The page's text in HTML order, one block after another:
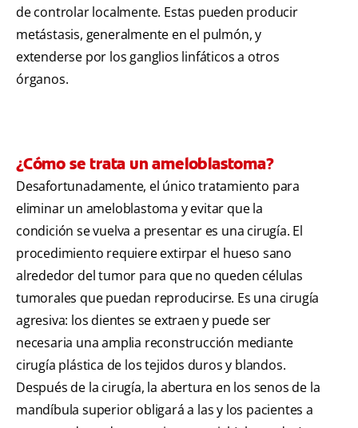
de controlar localmente. Estas pueden producir
metástasis, generalmente en el pulmón, y
extenderse por los ganglios linfáticos a otros
órganos.
¿Cómo se trata un ameloblastoma?
Desafortunadamente, el único tratamiento para
eliminar un ameloblastoma y evitar que la
condición se vuelva a presentar es una cirugía. El
procedimiento requiere extirpar el hueso sano
alrededor del tumor para que no queden células
tumorales que puedan reproducirse. Es una cirugía
agresiva: los dientes se extraen y puede ser
necesaria una amplia reconstrucción mediante
cirugía plástica de los tejidos duros y blandos.
Después de la cirugía, la abertura en los senos de la
mandíbula superior obligará a las y los pacientes a